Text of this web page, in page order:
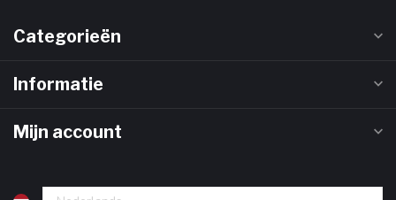
Categorieën
Informatie
Mijn account